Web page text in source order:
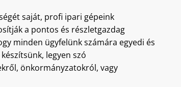
saját, profi ipari gépeink
a pontos és részletgazdag
minden ügyfelünk számára egyedi és
legyen szó
önkormányzatokról, vagy